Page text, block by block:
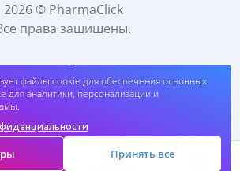
файлы cookie для обеспечения основных
для аналитики, персонализации и
Принять все
2026 © PharmaClick
права защищены.
к оплате: